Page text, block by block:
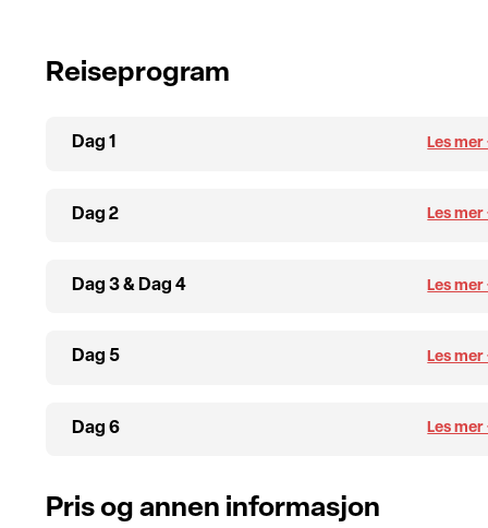
Reiseprogram
Dag 1
Dag 2
Dag 3 & Dag 4
Dag 5
Dag 6
Pris og annen informasjon